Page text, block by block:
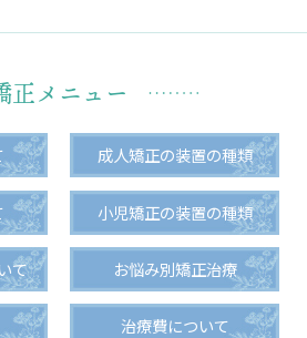
正メニュー
成人矯正の装置の種類
小児矯正の装置の種類
て お悩み別矯正治療
治療費について